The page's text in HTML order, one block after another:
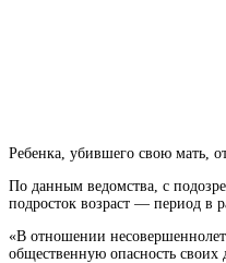
Ребенка, убившего свою мать,
По данным ведомства, с
подросток возраст — период в
«В отношении
общественную опасность своих